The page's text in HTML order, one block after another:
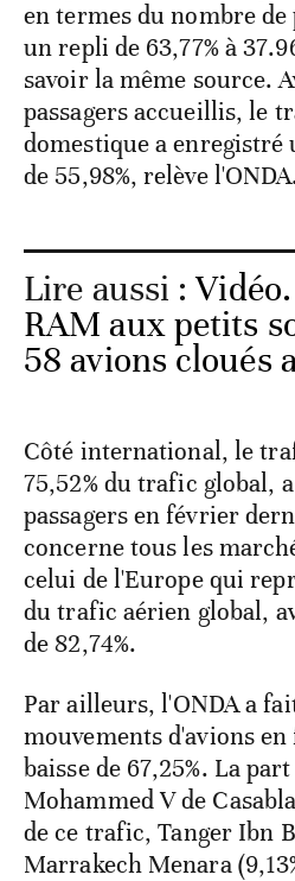
en termes du nombre de
un repli de 63,77% à
savoir la même source.
passagers accueillis, le
domestique a
de 55,98%, relève
Lire aussi :
RAM aux petits
58 avions cloués
Côté international, le
75,52% du trafic global,
passagers en février
concerne tous les
celui de l'Europe qui
du trafic aérien global,
de 82,74%.
Par ailleurs, l'ONDA a
mouvements d'avions
baisse de 67,25%. La
Mohammed V de
de ce trafic, Tanger Ibn
Marrakech Menara